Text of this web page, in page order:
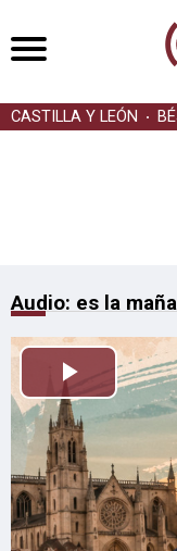
CASTILLA Y LEÓN
Audio: es la